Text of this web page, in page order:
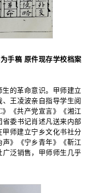
原件现存学校档案
的革命意识。甲师建立
王凌波亲自指导学生阅
《共产党宣言》《湘江
委书记肖述凡送来内部
甲师建立宁乡文化书社分
》《宁乡青年》《靳江
泛销售，甲师师生几乎